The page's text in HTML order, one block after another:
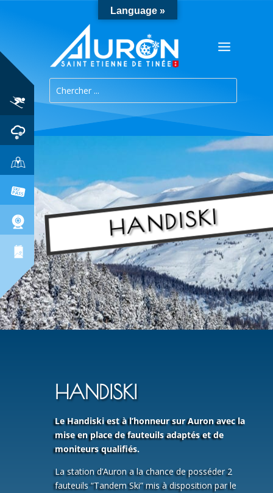
HANDISKI
HANDISKI
Le Handiski est à l’honneur sur Auron avec la
mise en place de fauteuils adaptés et de
moniteurs qualifiés.
La station d’Auron a la chance de posséder 2
fauteuils “Tandem Ski” mis à disposition par le
Language »